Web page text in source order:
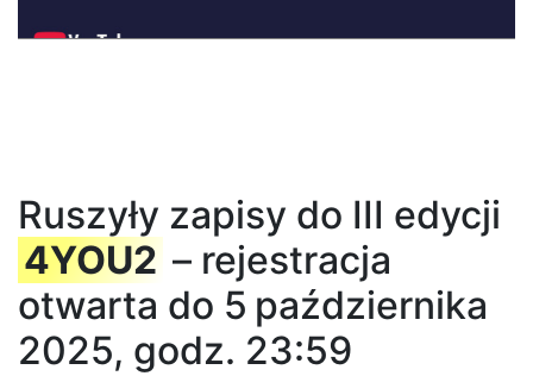
Ruszyły zapisy do III edycji
4YOU2 – rejestracja
otwarta do 5 października
2025, godz. 23:59